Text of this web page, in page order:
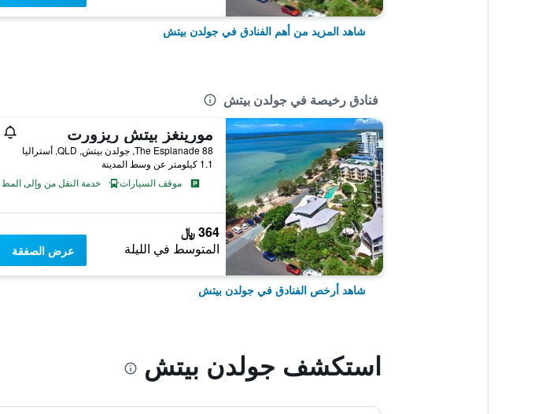
شاهد المزيد من أهم الفنادق في جولدن بيتش
فنادق رخيصة في جولدن بيتش
مورينغز بيتش ريزورت
88 The Esplanade, جولدن بيتش, QLD, أستراليا
1.1 كيلومتر عن وسط المدينة
موقف السيارات
خدمة النقل من وإلى المطار
364 ﷼
المتوسط في الليلة عرض الصفقة
شاهد أرخص الفنادق في جولدن بيتش
استكشف جولدن بيتش